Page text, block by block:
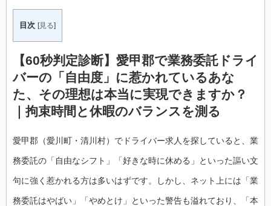
目次 [見る]
【60秒判定診断】愛甲郡で業務委託ドライ
バーの「自由度」に惹かれているあな
た、その理想は本当に実現できますか？
｜拘束時間と休暇のバランスを測る
愛甲郡（愛川町・清川村）でドライバー求人を探していると、業
務委託の「自由なシフト」「好きな時に休める」といった謳い文
句に強く惹かれる方は多いはずです。しかし、ネット上には「業
務委託はやばい」「やめとけ」といった警告も溢れており、「本